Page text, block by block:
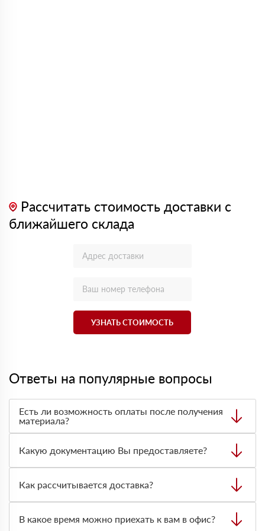
Рассчитать стоимость доставки с
ближайшего склада
УЗНАТЬ СТОИМОСТЬ
Ответы на популярные вопросы
Есть ли возможность оплаты после получения
материала?
оплата по факту получения товара. При этом, если
доставленный товар был ненадлежащего качества, то
Вы вправе от него отказаться.
Какую документацию Вы предоставляете?
сертификаты и паспорта качества, а также товарно-
транспортную накладную.
Как рассчитывается доставка?
персональный менеджер для уточнения деталей заказа.
Далее он передает заявку нашему логисту для оценки
В какое время можно приехать к вам в офис?